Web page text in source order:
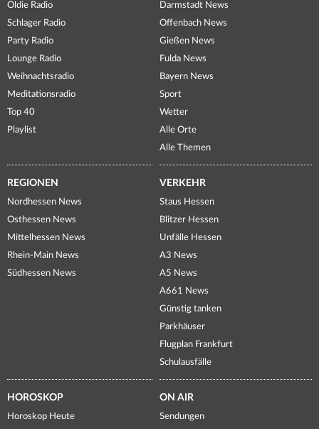
Oldie Radio
Schlager Radio
Party Radio
Lounge Radio
Weihnachtsradio
Meditationsradio
Top 40
Playlist
Darmstadt News
Offenbach News
Gießen News
Fulda News
Bayern News
Sport
Wetter
Alle Orte
Alle Themen
REGIONEN
Nordhessen News
Osthessen News
Mittelhessen News
Rhein-Main News
Südhessen News
VERKEHR
Staus Hessen
Blitzer Hessen
Unfälle Hessen
A3 News
A5 News
A661 News
Günstig tanken
Parkhäuser
Flugplan Frankfurt
Schulausfälle
HOROSKOP
Horoskop Heute
ON AIR
Sendungen